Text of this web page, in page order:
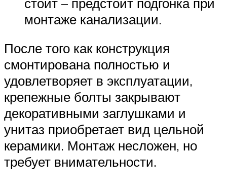
монтаже канализации.
После того как конструкция
смонтирована полностью и
удовлетворяет в эксплуатации,
крепежные болты закрывают
декоративными заглушками и
унитаз приобретает вид цельной
керамики. Монтаж несложен, но
требует внимательности.